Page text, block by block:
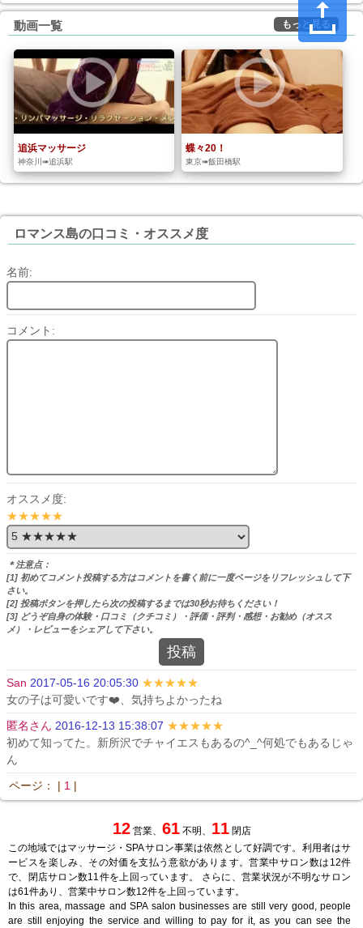
動画一覧 もっと見る
追浜マッサージ
神奈川➠追浜駅
蝶々20！
東京➠飯田橋駅
ロマンス島の口コミ・オススメ度
名前:
コメント:
オススメ度:
★★★★★
＊注意点：
[1] 初めてコメント投稿する方はコメントを書く前に一度ページをリフレッシュして下
さい。
[2] 投稿ボタンを押したら次の投稿するまでは30秒お待ちください！
[3] どうぞ自身の体験・口コミ（クチコミ）・評価・評判・感想・お勧め（オスス
メ）・レビューをシェアして下さい。
投稿
San 2017-05-16 20:05:30 ★★★★★
女の子は可愛いです❤️、気持ちよかったね
匿名さん 2016-12-13 15:38:07 ★★★★★
初めて知ってた。新所沢でチャイエスもあるの^_^何処でもあるじゃ
ん
ページ： | 1 |
12営業、 61不明、 11閉店
この地域ではマッサージ・SPAサロン事業は依然として好調です。利用者はサ
ービスを楽しみ、その対価を支払う意欲があります。営業中サロン数は12件
で、閉店サロン数11件を上回っています。 さらに、営業状況が不明なサロン
は61件あり、営業中サロン数12件を上回っています。
In this area, massage and SPA salon businesses are still very good, people
are still enjoying the service and willing to pay for it, as you can see the